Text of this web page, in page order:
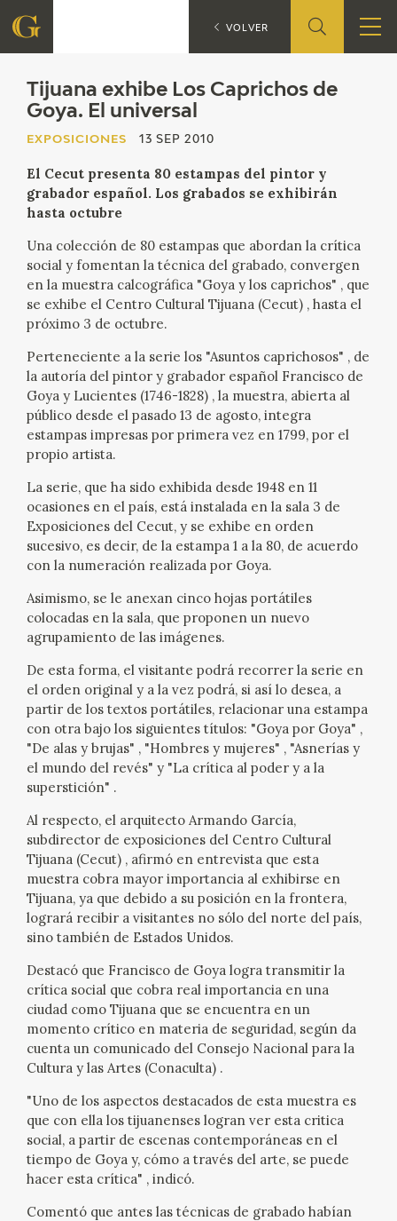
FUNDACIÓN
CENTRO DE INVESTIGACIÓN Y DOCUMENTACIÓN
ACCIÓN CORPORATIVA
SEDE
CONTACTO
PROGRAMACIÓN
EXPOSICIONES
ACTIVIDADES
ACTUALIDAD
SALA DE PRENSA
BLOG CUADERNO ITALIANO
FRANCISCO DE GOYA
BIOGRAFÍA
CRONOLOGÍA
CATÁLOGO
GOYA EN EL MUNDO
GOYA EN ARAGÓN
EDICIONES
PUBLICACIONES
TIENDA
TIENDA ONLINE
Tijuana exhibe Los Caprichos de
Goya. El universal
EXPOSICIONES 13 SEP 2010
El Cecut presenta 80 estampas del pintor y
grabador español. Los grabados se exhibirán
hasta octubre
Una colección de 80 estampas que abordan la crítica
social y fomentan la técnica del grabado, convergen
en la muestra calcográfica "Goya y los caprichos" , que
se exhibe el Centro Cultural Tijuana (Cecut) , hasta el
próximo 3 de octubre.
Perteneciente a la serie los "Asuntos caprichosos" , de
la autoría del pintor y grabador español Francisco de
Goya y Lucientes (1746-1828) , la muestra, abierta al
público desde el pasado 13 de agosto, integra
estampas impresas por primera vez en 1799, por el
propio artista.
La serie, que ha sido exhibida desde 1948 en 11
ocasiones en el país, está instalada en la sala 3 de
Exposiciones del Cecut, y se exhibe en orden
sucesivo, es decir, de la estampa 1 a la 80, de acuerdo
con la numeración realizada por Goya.
Asimismo, se le anexan cinco hojas portátiles
colocadas en la sala, que proponen un nuevo
agrupamiento de las imágenes.
De esta forma, el visitante podrá recorrer la serie en
el orden original y a la vez podrá, si así lo desea, a
partir de los textos portátiles, relacionar una estampa
con otra bajo los siguientes títulos: "Goya por Goya" ,
"De alas y brujas" , "Hombres y mujeres" , "Asnerías y
el mundo del revés" y "La crítica al poder y a la
superstición" .
Al respecto, el arquitecto Armando García,
subdirector de exposiciones del Centro Cultural
Tijuana (Cecut) , afirmó en entrevista que esta
muestra cobra mayor importancia al exhibirse en
Tijuana, ya que debido a su posición en la frontera,
logrará recibir a visitantes no sólo del norte del país,
sino también de Estados Unidos.
Destacó que Francisco de Goya logra transmitir la
crítica social que cobra real importancia en una
ciudad como Tijuana que se encuentra en un
momento crítico en materia de seguridad, según da
cuenta un comunicado del Consejo Nacional para la
Cultura y las Artes (Conaculta) .
"Uno de los aspectos destacados de esta muestra es
que con ella los tijuanenses logran ver esta critica
social, a partir de escenas contemporáneas en el
tiempo de Goya y, cómo a través del arte, se puede
hacer esta crítica" , indicó.
Comentó que antes las técnicas de grabado habían
EXPOSICIONES Tijuana
VOLVER